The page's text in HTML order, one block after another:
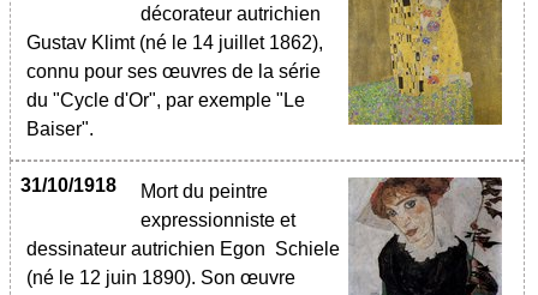
décorateur autrichien
Gustav Klimt (né le 14 juillet 1862),
connu pour ses œuvres de la série
du "Cycle d'Or", par exemple "Le
Baiser".
31/10/1918
Mort du peintre
expressionniste et
dessinateur autrichien Egon Schiele
(né le 12 juin 1890). Son œuvre